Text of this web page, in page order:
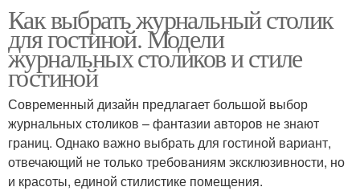
Как выбрать журнальный столик
для гостиной. Модели
журнальных столиков и стиле
гостиной
Современный дизайн предлагает большой выбор
журнальных столиков – фантазии авторов не знают
границ. Однако важно выбрать для гостиной вариант,
отвечающий не только требованиям эксклюзивности, но
и красоты, единой стилистике помещения.